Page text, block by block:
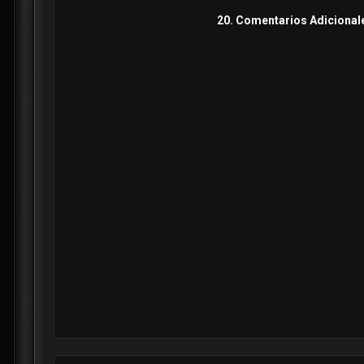
20. Comentarios